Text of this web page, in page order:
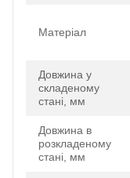
Матеріал
Довжина у
складеному
стані, мм
Довжина в
розкладеному
стані, мм